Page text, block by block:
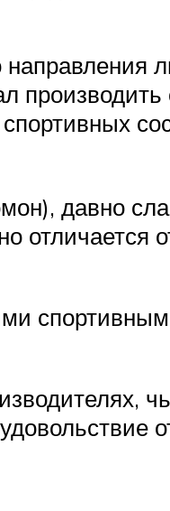
давно
отличается